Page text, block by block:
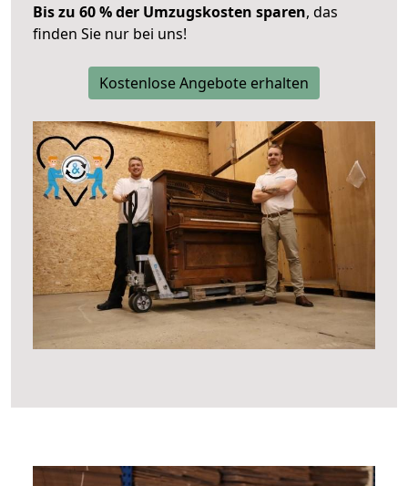
Bis zu 60 % der Umzugskosten sparen, das
finden Sie nur bei uns!
Kostenlose Angebote erhalten